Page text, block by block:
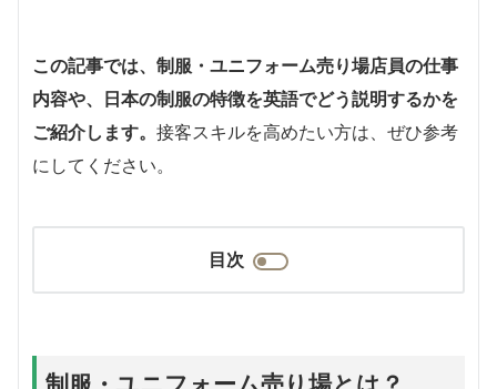
この記事では、制服・ユニフォーム売り場店員の仕事
内容や、日本の制服の特徴を英語でどう説明するかを
ご紹介します。 接客スキルを高めたい方は、ぜひ参考
にしてください。
目次